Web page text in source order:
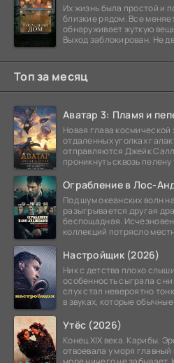
Их жизнь была простой и
близкие рядом. Все
обнаруживает жуткую
Выход заблокирован. Не
Топ за месяц
Аватар 3: Пламя и
Новая глава
отдаленных уголках
отправляются Джейк
проникнуть сквозь
Ограбление в Лос-
Под шум океанских волн
разыгрывается другая
беспощадная.
коллекций потрясло
Настройщик (2026)
Ник с детства плохо
особенность сыграла с
слух стал невероятно
в звуках, которые
Утёс (2026)
Конец XIX века. Карибы.
отвоевала у моря